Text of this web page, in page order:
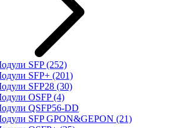
SFP(252)
SFP+ (201)
SFP28 (30)
OSFP(4)
QSFP56-DD
SFP GPON&GEPON (21)